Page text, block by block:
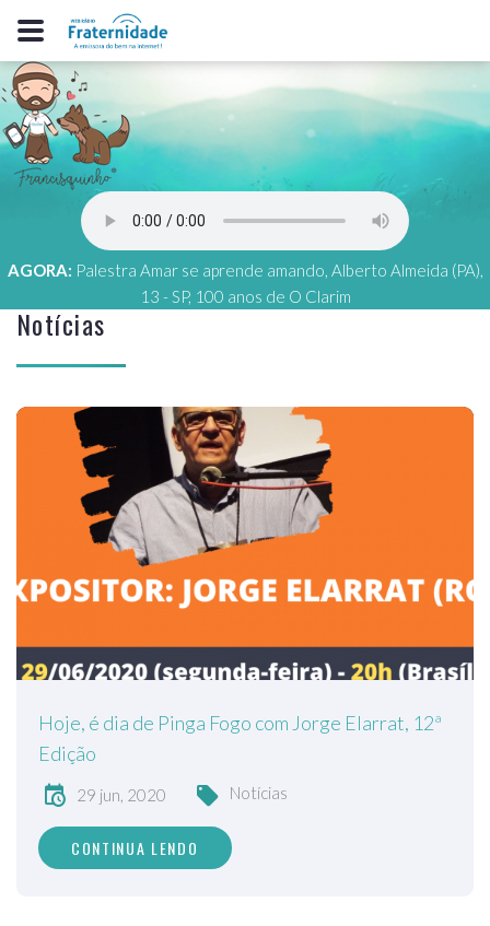
AGORA: Palestra Amar se aprende amando, Alberto Almeida (PA),
13 - SP, 100 anos de O Clarim
Notícias
Hoje, é dia de Pinga Fogo com Jorge Elarrat, 12ª
Edição
29 jun, 2020 Notícias
CONTINUA LENDO